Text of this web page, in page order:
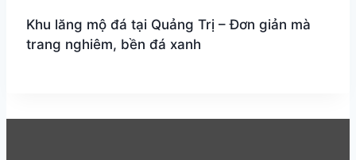
Khu lăng mộ đá tại Quảng Trị – Đơn giản mà
trang nghiêm, bền đá xanh